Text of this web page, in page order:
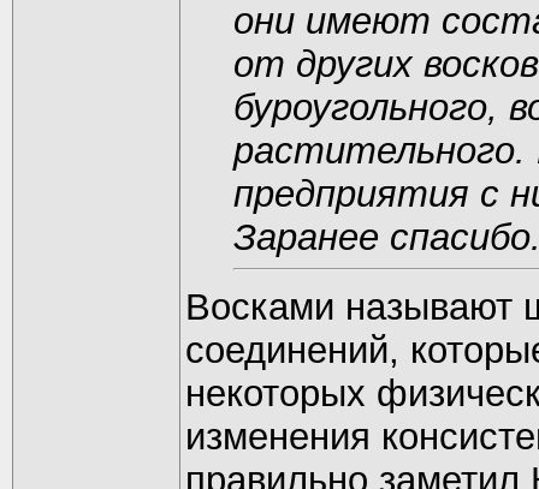
они имеют
от других
буроугольного,
растительного.
предприятия с
Заранее
Восками называют
соединений,
некоторых
изменения
правильно заметил